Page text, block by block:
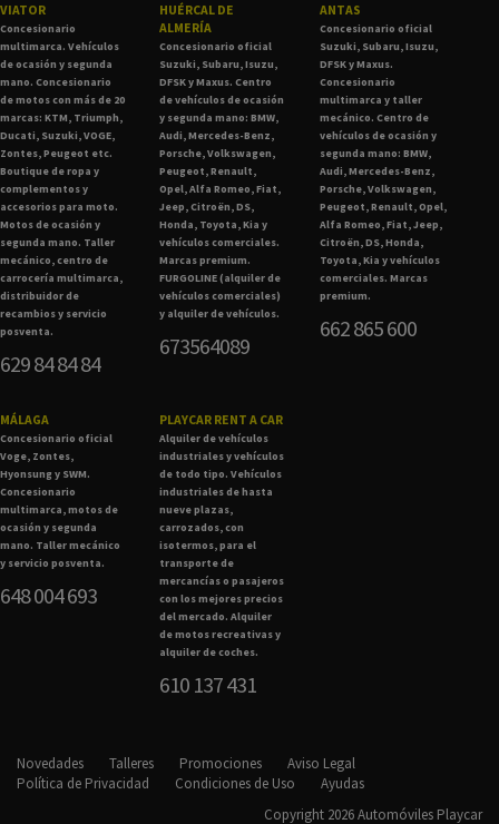
VIATOR
Concesionario
multimarca. Vehículos
de ocasión y segunda
mano. Concesionario
de motos con más de 20
marcas: KTM, Triumph,
Ducati, Suzuki, VOGE,
Zontes, Peugeot etc.
Boutique de ropa y
complementos y
accesorios para moto.
Motos de ocasión y
segunda mano. Taller
mecánico, centro de
carrocería multimarca,
distribuidor de
recambios y servicio
posventa.
629 84 84 84
HUÉRCAL DE
ALMERÍA
Concesionario oficial
Suzuki, Subaru, Isuzu,
DFSK y Maxus. Centro
de vehículos de ocasión
y segunda mano: BMW,
Audi, Mercedes-Benz,
Porsche, Volkswagen,
Peugeot, Renault,
Opel, Alfa Romeo, Fiat,
Jeep, Citroën, DS,
Honda, Toyota, Kia y
vehículos comerciales.
Marcas premium.
FURGOLINE (alquiler de
vehículos comerciales)
y alquiler de vehículos.
673564089
ANTAS
Concesionario oficial
Suzuki, Subaru, Isuzu,
DFSK y Maxus.
Concesionario
multimarca y taller
mecánico. Centro de
vehículos de ocasión y
segunda mano: BMW,
Audi, Mercedes-Benz,
Porsche, Volkswagen,
Peugeot, Renault, Opel,
Alfa Romeo, Fiat, Jeep,
Citroën, DS, Honda,
Toyota, Kia y vehículos
comerciales. Marcas
premium.
662 865 600
MÁLAGA
Concesionario oficial
Voge, Zontes,
Hyonsung y SWM.
Concesionario
multimarca, motos de
ocasión y segunda
mano. Taller mecánico
y servicio posventa.
648 004 693
PLAYCAR RENT A CAR
Alquiler de vehículos
industriales y vehículos
de todo tipo. Vehículos
industriales de hasta
nueve plazas,
carrozados, con
isotermos, para el
transporte de
mercancías o pasajeros
con los mejores precios
del mercado. Alquiler
de motos recreativas y
alquiler de coches.
610 137 431
Novedades Talleres Promociones
Aviso Legal
Política de Privacidad
Condiciones de Uso
Ayudas
Copyright 2026 Automóviles Playcar